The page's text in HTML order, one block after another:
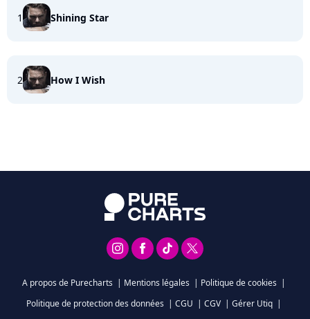
1 Shining Star
2 How I Wish
A propos de Purecharts | Mentions légales | Politique de cookies |
Politique de protection des données | CGU | CGV | Gérer Utiq |